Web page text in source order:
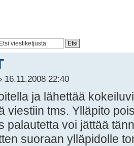
16.11.2008 22:40
ja lähettää
viestiin tms. Ylläpito
palautetta voi jättää
suoraan ylläpidolle